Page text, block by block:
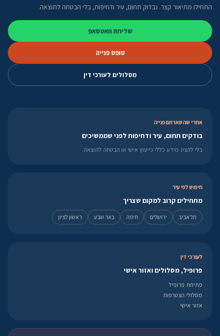
התחילו מתיאור קצר. נבדוק תחום, עיר ודחיפות, בלי הבטחה לתוצאה.
שליחת וואטסאפ
טופס פנייה
מסלולים לעורכי דין
אחרי שהשארתם פנייה
בודקים תחום, עיר ודחיפות לפני שממשיכים
בלי להציג מידע כללי כייעוץ אישי או הבטחה לתוצאה.
חיפוש לפי עיר
מתחילים קרוב למקום שצריך
תל אביב ירושלים חיפה באר שבע ראשון לציון
לעורכי דין
פרופיל, מסלולים ואזור אישי
פתיחת פרופיל
מסלולי הצטרפות
אזור אישי